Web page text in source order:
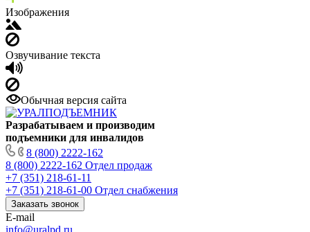
Изображения
Озвучивание текста
Обычная версия сайта
Разрабатываем и производим
подъемники для инвалидов
8 (800) 2222-162
8 (800) 2222-162 Отдел продаж
+7 (351) 218-61-11
+7 (351) 218-61-00 Отдел снабжения
Заказать звонок
E-mail
info@uralpd.ru